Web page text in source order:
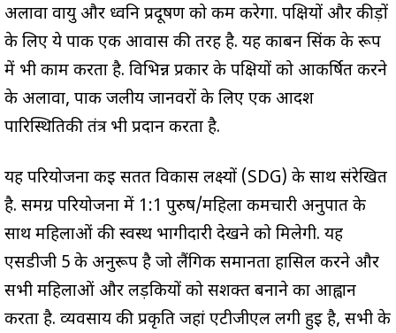
अलावा वायु और ध्वनि प्रदूषण को कम करेगा. पक्षियों और कीड़ों
के लिए ये पार्क एक आवास की तरह है. यह कार्बन सिंक के रूप
में भी काम करता है. विभिन्न प्रकार के पक्षियों को आकर्षित करने
के अलावा, पार्क जलीय जानवरों के लिए एक आदर्श
पारिस्थितिकी तंत्र भी प्रदान करता है.
यह परियोजना कई सतत विकास लक्ष्यों (SDG) के साथ संरेखित
है. समग्र परियोजना में 1:1 पुरुष/महिला कर्मचारी अनुपात के
साथ महिलाओं की स्वस्थ भागीदारी देखने को मिलेगी. यह
एसडीजी 5 के अनुरूप है जो लैंगिक समानता हासिल करने और
सभी महिलाओं और लड़कियों को सशक्त बनाने का आह्वान
करता है. व्यवसाय की प्रकृति जहां एटीजीएल लगी हुई है, सभी के